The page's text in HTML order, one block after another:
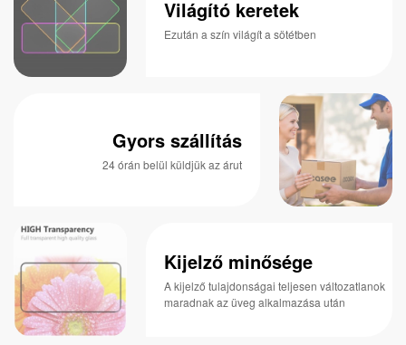
Világító keretek
Ezután a szín világít a sötétben
Gyors szállítás
24 órán belül küldjük az árut
Kijelző minősége
A kijelző tulajdonságai teljesen változatlanok
maradnak az üveg alkalmazása után